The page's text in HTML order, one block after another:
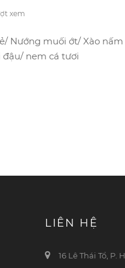
xem
Nướng muối ớt/ Xào
nem cá tươi
LIÊN HỆ
16 Lê Thái Tổ, P.